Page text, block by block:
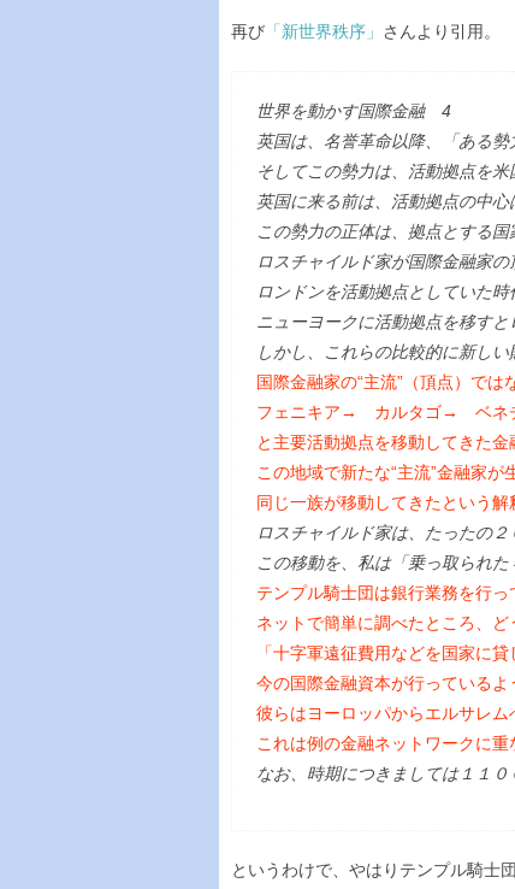
再び 「新世界秩序」 さんより引用。
世界を動かす国際金融 4
英国は、名誉革命以降、「ある勢
そしてこの勢力は、活動拠点を米
英国に来る前は、活動拠点の中心
この勢力の正体は、拠点とする国
ロスチャイルド家が国際金融家の
ロンドンを活動拠点としていた
ニューヨークに活動拠点を移すと
しかし、これらの比較的に新し
国際金融家の“主流”（頂点）では
フェニキア→ カルタゴ→ ベネ
と主要活動拠点を移動してきた金
この地域で新たな“主流”金融家が
同じ一族が移動してきたという解
ロスチャイルド家は、たったの２
この移動を、私は「乗っ取られた
テンプル騎士団は銀行業務を行っ
ネットで簡単に調べたところ、
「十字軍遠征費用などを国家に
今の国際金融資本が行っているよ
彼らはヨーロッパからエルサレム
これは例の金融ネットワークに重
なお、時期につきましては１１０
というわけで、やはりテンプル騎士